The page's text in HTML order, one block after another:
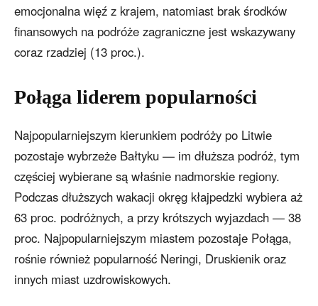
emocjonalna więź z krajem, natomiast brak środków
finansowych na podróże zagraniczne jest wskazywany
coraz rzadziej (13 proc.).
Połąga liderem popularności
Najpopularniejszym kierunkiem podróży po Litwie
pozostaje wybrzeże Bałtyku — im dłuższa podróż, tym
częściej wybierane są właśnie nadmorskie regiony.
Podczas dłuższych wakacji okręg kłajpedzki wybiera aż
63 proc. podróżnych, a przy krótszych wyjazdach — 38
proc. Najpopularniejszym miastem pozostaje Połąga,
rośnie również popularność Neringi, Druskienik oraz
innych miast uzdrowiskowych.